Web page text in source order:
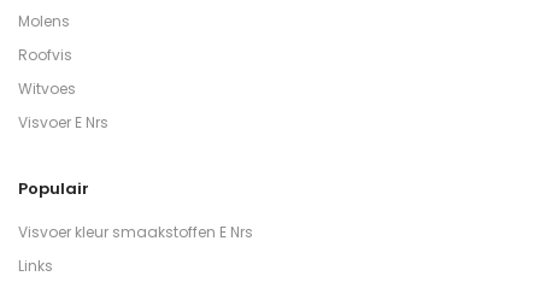
Molens
Roofvis
Witvoes
Visvoer E Nrs
Populair
Visvoer kleur smaakstoffen E Nrs
Links